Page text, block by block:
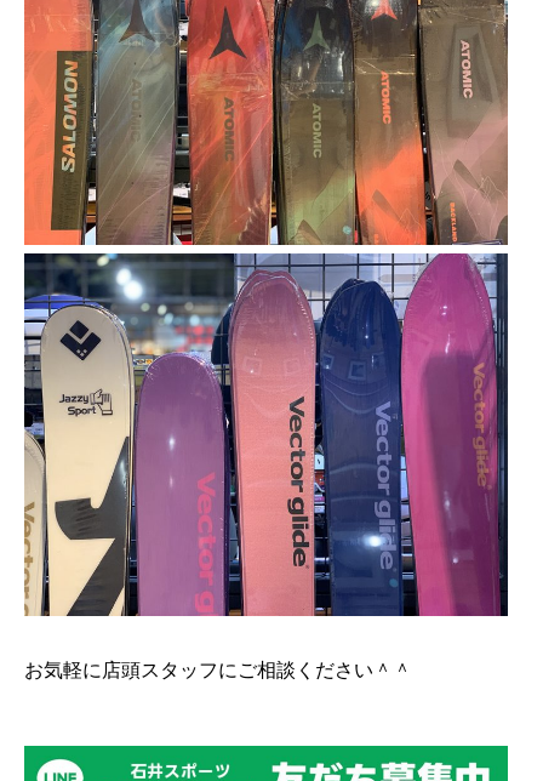
お気軽に店頭スタッフにご相談ください＾＾